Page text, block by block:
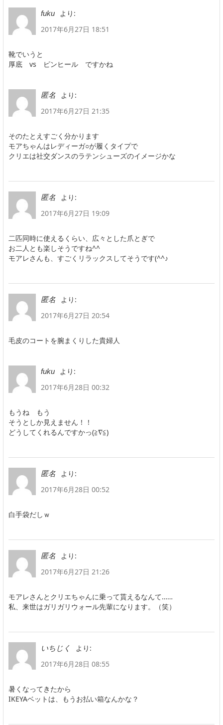
fuku
より:
2017年6月27日 18:51
靴でいうと
厚底 vs ピンヒール ですかね
匿名
より:
2017年6月27日 21:35
そのたとえすごく分かります
モアちゃんはレディーガ○が履くタイプで
クリエは社交ダンスのラテンシューズのイメージかな
匿名
より:
2017年6月27日 19:09
二匹同時に使えるくらい、広々とした爪とぎで
お二人とも楽しそうですね^^
モアレさんも、すごくリラックスしてそうです(^^♪
匿名
より:
2017年6月27日 20:54
毛皮のコートを腕まくりした貴婦人
fuku
より:
2017年6月28日 00:32
もうね もう
そうとしか見えません！！
どうしてくれるんですかっ(≧∇≦)
匿名
より:
2017年6月28日 00:52
白手袋だしｗ
匿名
より:
2017年6月27日 21:26
モアレさんとクリエちゃんに乗って貰えるなんて……
私、来世はガリガリウォール先輩になります。（笑）
いちじく
より:
2017年6月28日 08:55
暑くなってきたから
IKEYAベットは、もうお払い箱なんかな？